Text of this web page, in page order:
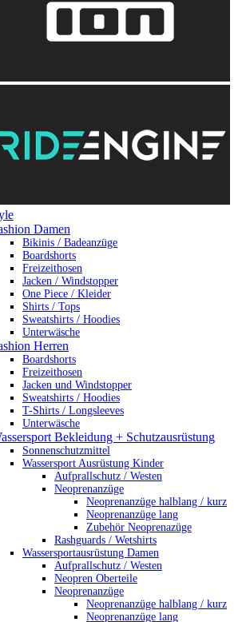
Damen
Bikinis / Badeanzüge
Boardshorts
Freizeithosen
Jacken / Windstopper
One Piece / Kleider
Shirts / Tops
Sweatshirts / Hoodies
Unterwäsche
Herren
Boardshorts
Freizeithosen
Jacken und Windstopper
Sweatshirts / Hoodies
T-Shirts / Longsleeves
Unterwäsche
Bekleidung + Schutzausrüstung
Sonnenschutzmittel
Wassersport Ausrüstung Kinder
Aufprallschutz / Westen
Neoprenanzüge
Neoprenanzüge halblang / kurz
Neoprenanzüge lang
Zubehör Neoprenazüge
Rashguards / Wetshirts
Wassersportausrüstung Damen
Aufprallschutz / Westen
Neopren Oberteile
Neoprenanzüge
Neoprenanzüge halblang / kurz
Neoprenanzüge lang